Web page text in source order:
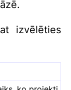
izvēlēties